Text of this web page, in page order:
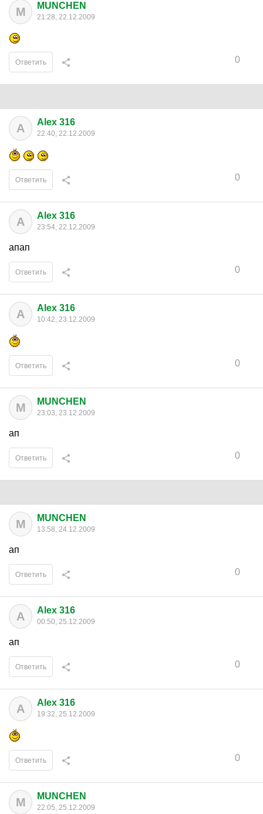
M MUNCHEN
21:28, 22.12.2009
0
Ответить
A Alex 316
22:40, 22.12.2009
0
Ответить
A Alex 316
23:54, 22.12.2009
апап
0
Ответить
A Alex 316
10:42, 23.12.2009
0
Ответить
M MUNCHEN
23:03, 23.12.2009
ап
0
Ответить
M MUNCHEN
13:58, 24.12.2009
ап
0
Ответить
A Alex 316
00:50, 25.12.2009
ап
0
Ответить
A Alex 316
19:32, 25.12.2009
0
Ответить
M MUNCHEN
22:05, 25.12.2009